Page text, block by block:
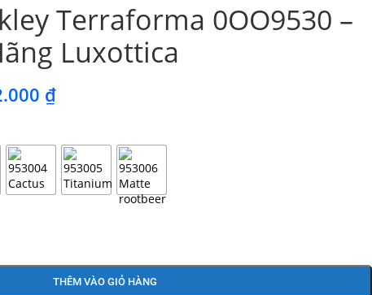
Terraforma 0OO9530 –
Luxottica
₫
THÊM VÀO GIỎ HÀNG